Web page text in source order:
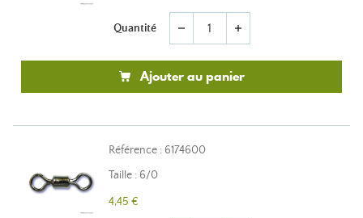
Quantité remove add
Ajouter au panier
Référence : 6174600
Taille : 6/0
4,45 €